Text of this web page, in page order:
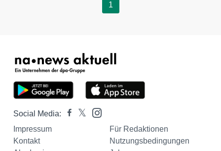
1
Social Media:
Impressum
Für Redaktionen
Kontakt
Nutzungsbedingungen